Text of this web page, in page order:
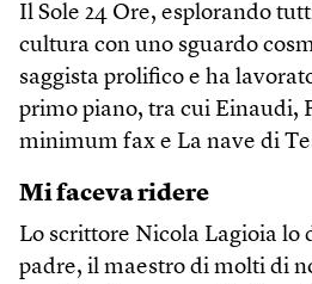
Il Sole 24 Ore, esplorando
cultura con uno sguardo
saggista prolifico e ha
primo piano, tra cui Einaudi,
minimum fax e La nave di
Mi faceva ridere
Lo scrittore Nicola Lagioia lo
padre, il maestro di molti di